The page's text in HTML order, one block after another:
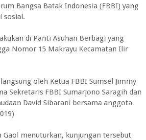
Bangsa Batak Indonesia (FBBI) yang
sosial.
di Panti Asuhan Berbagi yang
Nomor 15 Makrayu Kecamatan Ilir
oleh Ketua FBBI Sumsel Jimmy
Sekretaris FBBI Sumarjono Saragih dan
David Sibarani bersama anggota
Gaol menuturkan, kunjungan tersebut